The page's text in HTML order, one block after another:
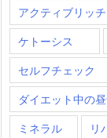
アクティブリッチ
ケトーシス
セルフチェック
ダイエット中の
ミネラル
リ